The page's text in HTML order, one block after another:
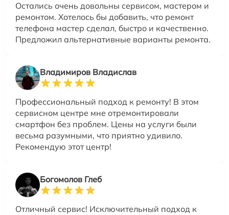
Остались очень довольны сервисом, мастером и
ремонтом. Хотелось бы добавить, что ремонт
телефона мастер сделал, быстро и качественно.
Предложил альтернативные варианты ремонта.
Владимиров Владислав
Профессиональный подход к ремонту! В этом
сервисном центре мне отремонтировали
смартфон без проблем. Цены на услуги были
весьма разумными, что приятно удивило.
Рекомендую этот центр!
Богомолов Глеб
Отличный сервис! Исключительный подход к